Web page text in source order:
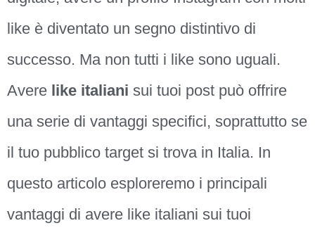
like è diventato un segno distintivo di
successo. Ma non tutti i like sono uguali.
Avere like italiani sui tuoi post può offrire
una serie di vantaggi specifici, soprattutto se
il tuo pubblico target si trova in Italia. In
questo articolo esploreremo i principali
vantaggi di avere like italiani sui tuoi